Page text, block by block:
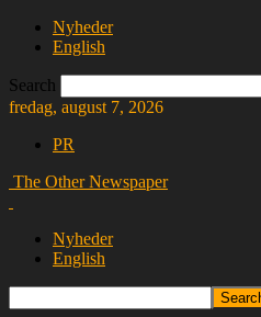
Nyheder
English
Search
fredag, august 7, 2026
PR
The Other Newspaper
Nyheder
English